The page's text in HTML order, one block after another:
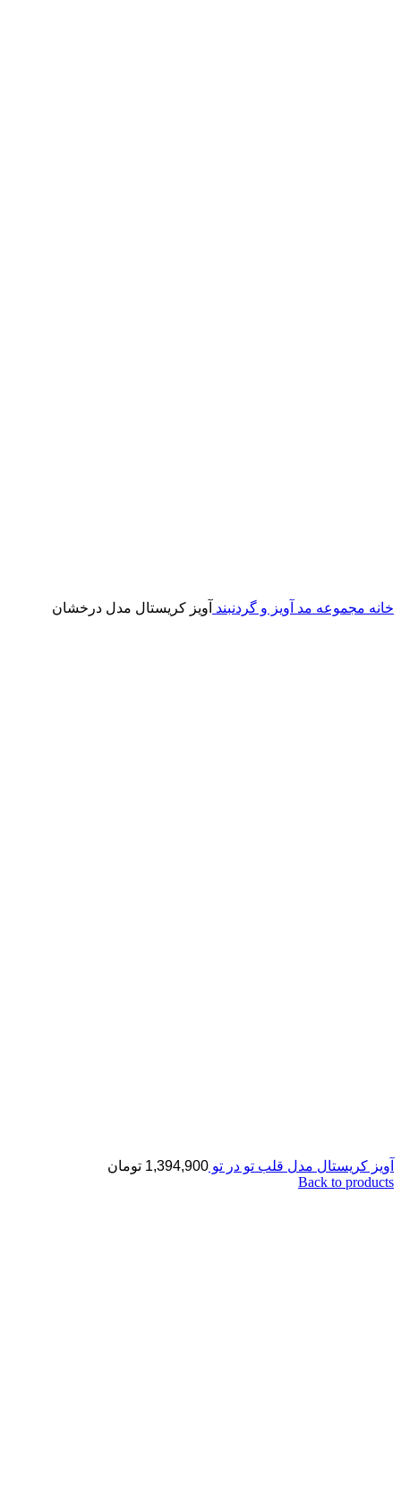
خانه مجموعه مد آویز و گردنبند آویز کریستال مدل درخشان
آویز کریستال مدل قلب تو در تو 1,394,900 تومان
Back to products